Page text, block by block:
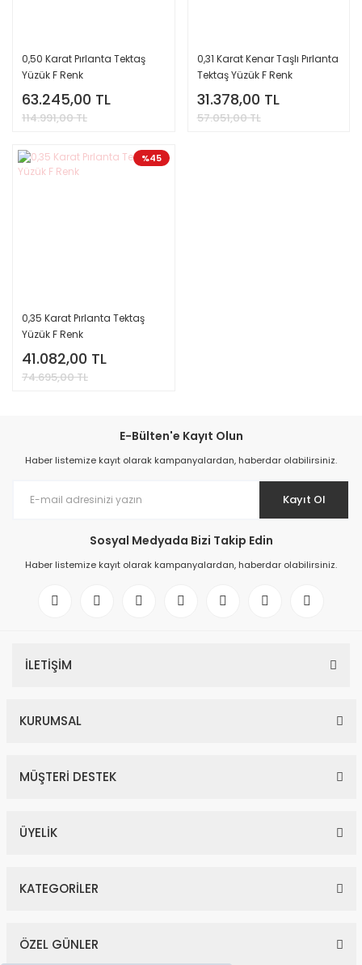
0,50 Karat Pırlanta Tektaş
Yüzük F Renk
63.245,00 TL
114.991,00 TL
0,31 Karat Kenar Taşlı Pırlanta
Tektaş Yüzük F Renk
31.378,00 TL
57.051,00 TL
%45
0,35 Karat Pırlanta Tektaş
Yüzük F Renk
41.082,00 TL
74.695,00 TL
E-Bülten'e Kayıt Olun
Haber listemize kayıt olarak kampanyalardan, haberdar olabilirsiniz.
Kayıt Ol
Sosyal Medyada Bizi Takip Edin
Haber listemize kayıt olarak kampanyalardan, haberdar olabilirsiniz.
İLETİŞİM
KURUMSAL
MÜŞTERİ DESTEK
ÜYELİK
KATEGORİLER
ÖZEL GÜNLER